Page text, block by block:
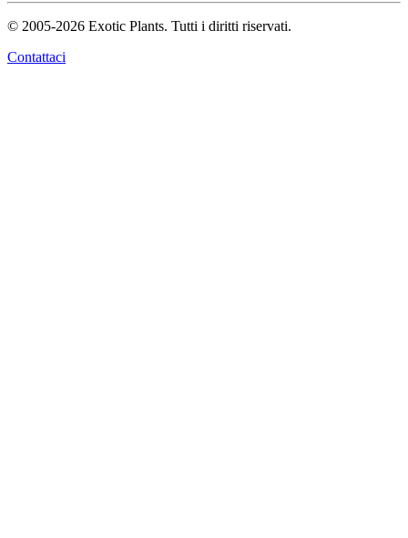
© 2005-2026 Exotic Plants. Tutti i diritti riservati.
Contattaci